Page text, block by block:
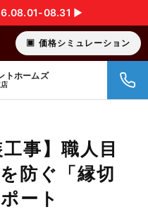
08.31 ▶︎
価格シミュレーション
トホームズ
事】職人目
防ぐ「縁切
ート